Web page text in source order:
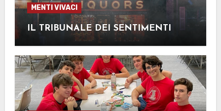
MENTI VIVACI
IL TRIBUNALE DEI SENTIMENTI